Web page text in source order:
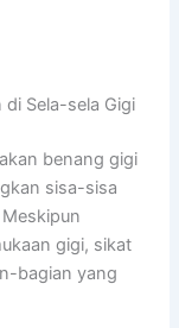
Sela-sela Gigi
benang gigi
sisa-sisa
gigi, sikat
bagian yang